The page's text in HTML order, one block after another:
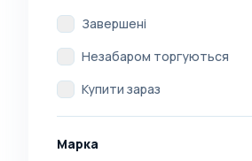
Завершені
Незабаром торгуються
Купити зараз
Марка